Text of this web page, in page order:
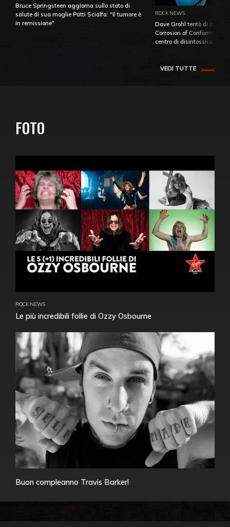
Bruce Springsteen aggiorna sullo stato di
salute di sua moglie Patti Scialfa: "Il tumore è
in remissione"
ROCK NEWS
Dave Grohl tentò di
Corrosion of Conformity
centro di
VEDI TUTTE
FOTO
ROCK NEWS
Le più incredibili follie di Ozzy Osbourne
Buon compleanno Travis Barker!